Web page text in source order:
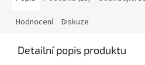
Hodnocení Diskuze
Detailní popis produktu